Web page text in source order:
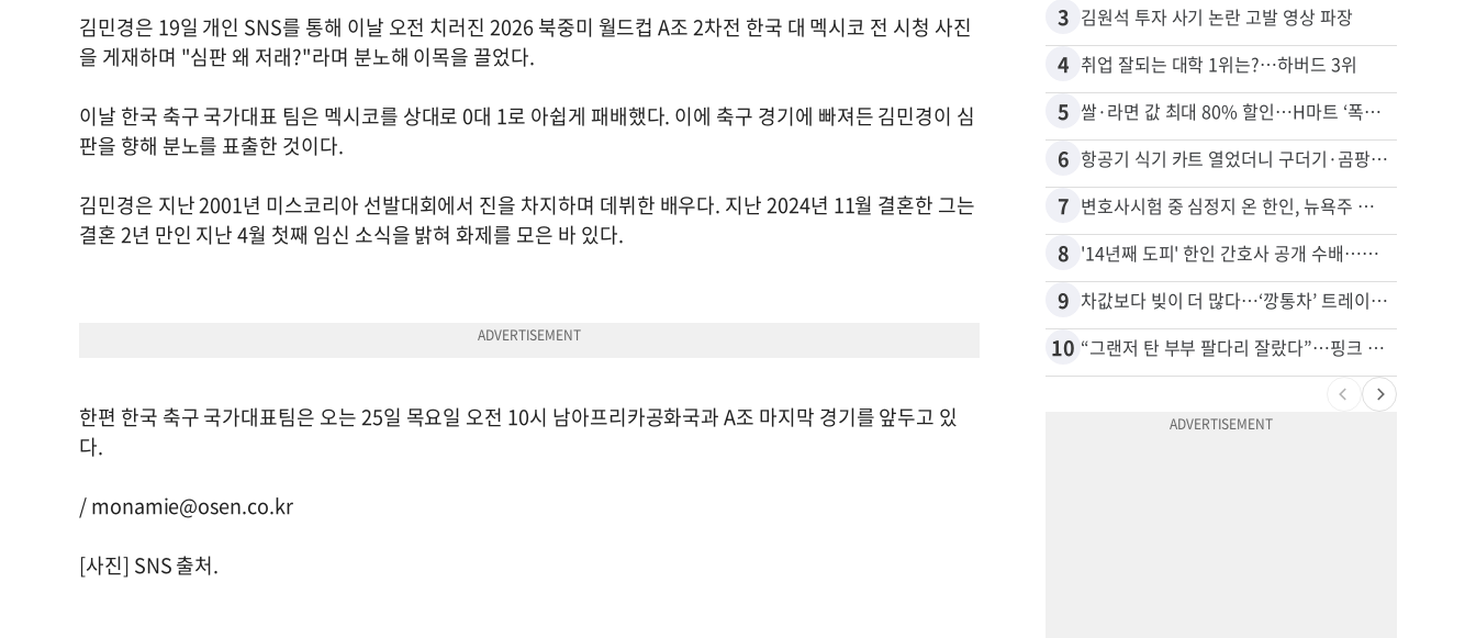
김민경은 19일 개인 SNS를 통해 이날 오전 치러진 2026 북중미 월드컵 A조 2차전 한국 대 멕시코 전 시청 사진
을 게재하며 "심판 왜 저래?"라며 분노해 이목을 끌었다.
이날 한국 축구 국가대표 팀은 멕시코를 상대로 0대 1로 아쉽게 패배했다. 이에 축구 경기에 빠져든 김민경이 심
판을 향해 분노를 표출한 것이다.
김민경은 지난 2001년 미스코리아 선발대회에서 진을 차지하며 데뷔한 배우다. 지난 2024년 11월 결혼한 그는
결혼 2년 만인 지난 4월 첫째 임신 소식을 밝혀 화제를 모은 바 있다.
한편 한국 축구 국가대표팀은 오는 25일 목요일 오전 10시 남아프리카공화국과 A조 마지막 경기를 앞두고 있
다.
/monamie@osen.co.kr
[사진] SNS 출처.
3 김원석 투자 사기 논란 고발 영상 파장
4 취업 잘되는 대학 1위는?…하버드 3위
5 쌀·라면 값 최대 80% 할인…H마트 ‘폭탄 세일’
6 항공기 식기 카트 열었더니 구더기·곰팡이…LAX 기내식 업체 논란
7 변호사시험 중 심정지 온 한인, 뉴욕주 제소
8 '14년째 도피' 한인 간호사 공개 수배…메디케어 사기 유죄
9 차값보다 빚이 더 많다…‘깡통차’ 트레이드인 급증
10 “그랜저 탄 부부 팔다리 잘랐다”…핑크 살인공장 충격 실체